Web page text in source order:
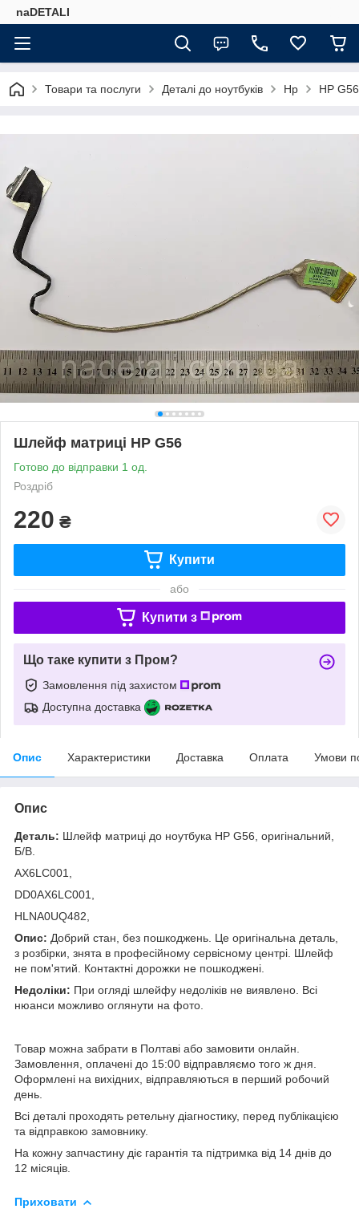
naDETALI
Товари та послуги Деталі до ноутбуків Hp HP G56
Шлейф матриці HP G56
Готово до відправки 1 од.
Роздріб
220 ₴
Купити
або
Купити з
Що таке купити з Пром?
Замовлення під захистом
Доступна доставка
Опис Характеристики Доставка Оплата Умови
Опис
Деталь: Шлейф матриці до ноутбука HP G56, оригінальний,
Б/В.
AX6LC001,
DD0AX6LC001,
HLNA0UQ482,
Опис: Добрий стан, без пошкоджень. Це оригінальна деталь,
з розбірки, знята в професійному сервісному центрі. Шлейф
не пом'ятий. Контактні дорожки не пошкоджені.
Недоліки: При огляді шлейфу недоліків не виявлено. Всі
нюанси можливо оглянути на фото.
Товар можна забрати в Полтаві або замовити онлайн.
Замовлення, оплачені до 15:00 відправляємо того ж дня.
Оформлені на вихідних, відправляються в перший робочий
день.
Всі деталі проходять ретельну діагностику, перед публікацією
та відправкою замовнику.
На кожну запчастину діє гарантія та підтримка від 14 днів до
12 місяців.
Приховати